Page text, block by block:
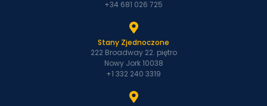
+34 681 026 725
Stany Zjednoczone
222 Broadway 22. piętro
Nowy Jork 10038
+1 332 240 3319